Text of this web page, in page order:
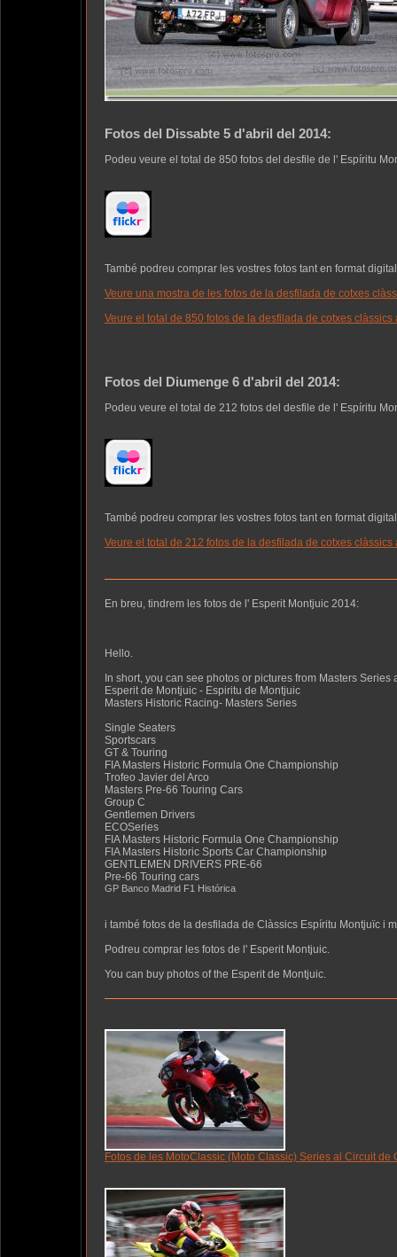
Fotos del Dissabte 5 d'abril del 2014:
Podeu veure el total de 850 fotos del desfile de l' Espíritu
També podreu comprar les vostres fotos tant en format
Veure una mostra de les fotos de la desfilada de cotxes
Veure el total de 850 fotos de la desfilada de cotxes clàssics
Fotos del Diumenge 6 d'abril del 2014:
Podeu veure el total de 212 fotos del desfile de l' Espíritu
També podreu comprar les vostres fotos tant en format
Veure el total de 212 fotos de la desfilada de cotxes clàssics
En breu, tindrem les fotos de l' Esperit Montjuic 2014:
Hello.
In short, you can see photos or pictures from Masters
Esperit de Montjuic - Espiritu de Montjuic
Masters Historic Racing- Masters Series
Single Seaters
Sportscars
GT & Touring
FIA Masters Historic Formula One Championship
Trofeo Javier del Arco
Masters Pre-66 Touring Cars
Group C
Gentlemen Drivers
ECOSeries
FIA Masters Historic Formula One Championship
FIA Masters Historic Sports Car Championship
GENTLEMEN DRIVERS PRE-66
Pre-66 Touring cars
GP Banco Madrid F1 Histórica
i també fotos de la desfilada de Clàssics Espíritu Montjuïc i
Podreu comprar les fotos de l' Esperit Montjuic.
You can buy photos of the Esperit de Montjuic.
Fotos de les MotoClassic (Moto Classic) Series al Circuit